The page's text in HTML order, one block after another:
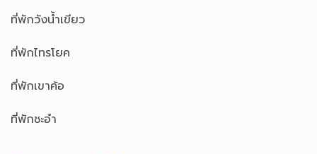
ที่พักวังน้ำเขียว
ที่พักไทรโยค
ที่พักเขาค้อ
ที่พักชะอำ